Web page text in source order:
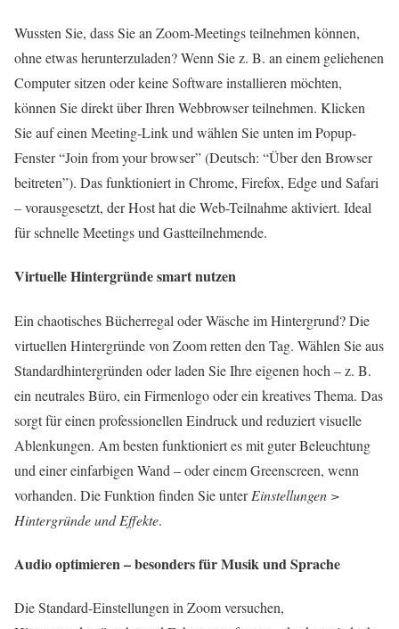
Wussten Sie, dass Sie an Zoom-Meetings teilnehmen können,
ohne etwas herunterzuladen? Wenn Sie z. B. an einem geliehenen
Computer sitzen oder keine Software installieren möchten,
können Sie direkt über Ihren Webbrowser teilnehmen. Klicken
Sie auf einen Meeting-Link und wählen Sie unten im Popup-
Fenster “Join from your browser” (Deutsch: “Über den Browser
beitreten”). Das funktioniert in Chrome, Firefox, Edge und Safari
– vorausgesetzt, der Host hat die Web-Teilnahme aktiviert. Ideal
für schnelle Meetings und Gastteilnehmende.
Virtuelle Hintergründe smart nutzen
Ein chaotisches Bücherregal oder Wäsche im Hintergrund? Die
virtuellen Hintergründe von Zoom retten den Tag. Wählen Sie aus
Standardhintergründen oder laden Sie Ihre eigenen hoch – z. B.
ein neutrales Büro, ein Firmenlogo oder ein kreatives Thema. Das
sorgt für einen professionellen Eindruck und reduziert visuelle
Ablenkungen. Am besten funktioniert es mit guter Beleuchtung
und einer einfarbigen Wand – oder einem Greenscreen, wenn
vorhanden. Die Funktion finden Sie unterEinstellungen >
Hintergründe und Effekte.
Audio optimieren – besonders für Musik und Sprache
Die Standard-Einstellungen in Zoom versuchen,